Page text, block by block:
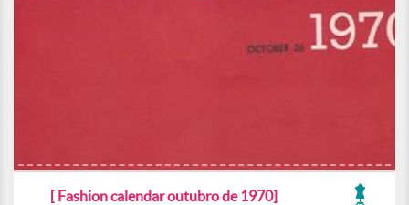
[ Fashion calendar outubro de 1970]